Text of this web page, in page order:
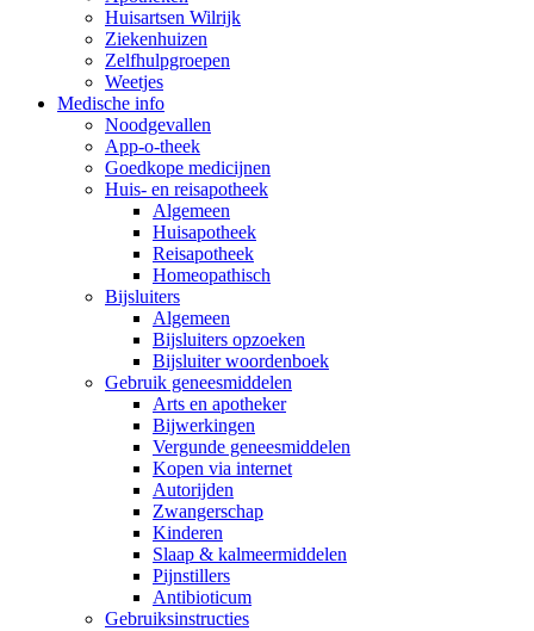
Huisartsen Wilrijk
Ziekenhuizen
Zelfhulpgroepen
Weetjes
Medische info
Noodgevallen
App-o-theek
Goedkope medicijnen
Huis- en reisapotheek
Algemeen
Huisapotheek
Reisapotheek
Homeopathisch
Bijsluiters
Algemeen
Bijsluiters opzoeken
Bijsluiter woordenboek
Gebruik geneesmiddelen
Arts en apotheker
Bijwerkingen
Vergunde geneesmiddelen
Kopen via internet
Autorijden
Zwangerschap
Kinderen
Slaap & kalmeermiddelen
Pijnstillers
Antibioticum
Gebruiksinstructies